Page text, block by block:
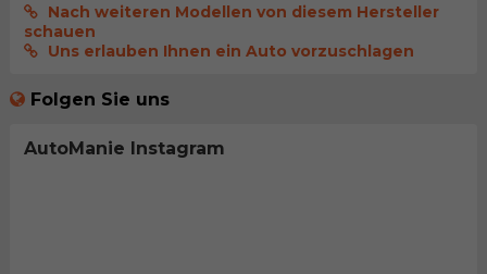
Nach weiteren Modellen von diesem Hersteller
schauen
Uns erlauben Ihnen ein Auto vorzuschlagen
Folgen Sie uns
AutoManie Instagram